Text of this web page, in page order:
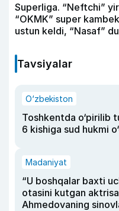
Superliga. “Neftchi”
“OKMK” super
ustun keldi, “Nasaf”
Tavsiyalar
O‘zbekiston
Toshkentda o‘pirilib
6 kishiga sud hukmi
Madaniyat
“U boshqalar baxti
otasini kutgan
Ahmedovaning